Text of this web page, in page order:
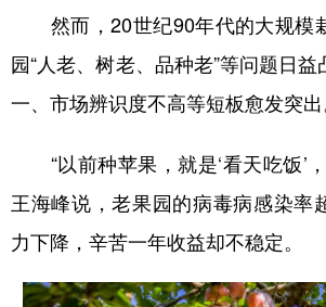
然而，20世纪90年代的大规模
园“人老、树老、品种老”等问题日
一、市场辨识度不高等短板愈发突出
“以前种苹果，就是‘看天吃饭’
王海峰说，老果园的病毒病感染率
力下降，辛苦一年收益却不稳定。